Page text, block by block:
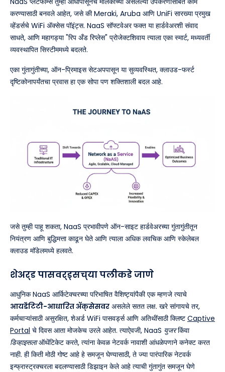
करण्यासाठी बनवले आहेत, जसे की Meraki, Aruba आणि UniFi सारख्या प्रमुख
व्हेंडर्सचे WiFi ॲक्सेस पॉइंट्स. NaaS सॉफ्टवेअर फक्त या हार्डवेअरशी संवाद
साधते, आणि महागड्या "रिप अँड रिप्लेस" प्रोजेक्टशिवाय त्याला एका स्मार्ट, मध्यवर्ती
व्यवस्थापित सिस्टीममध्ये बदलते.
एका गुंतागुंतीच्या, ऑन-प्रिमाइस सेटअपपासून या सुव्यवस्थित, क्लाउड-फर्स्ट
दृष्टिकोनापर्यंतचा प्रवास हा एक सोपा पण शक्तिशाली बदल आहे.
जसे तुम्ही पाहू शकता, NaaS प्रभावीपणे ऑन-साइट हार्डवेअरच्या गुंतागुंतीतून
नियंत्रण आणि बुद्धिमत्ता काढून घेते आणि त्याला अधिक लवचिक आणि स्केलेबल
क्लाउड मॉडेलमध्ये हलवते.
शेअर्ड पासवर्ड्सच्या पलीकडे जाणे
आधुनिक NaaS आर्किटेक्चरच्या परिभाषित वैशिष्ट्यांपैकी एक म्हणजे त्याचे
आयडेंटिटी-आधारित ॲक्सेसवर असलेले सतत लक्ष. खरे सांगायचे तर,
कर्मचाऱ्यांसाठी असुरक्षित, शेअर्ड WiFi पासवर्ड्स आणि अतिथींसाठी क्लिष्ट Captive
Portal चे दिवस आता मोजकेच उरले आहेत. त्याऐवजी, NaaS युजरकिंवा
डिव्हाइसलाऑथेंटिकेट करते, त्यांना केवळ नेटवर्क नावाशी आंधळेपणाने कनेक्ट करत
नाही. ही किती मोठी गोष्ट आहे हे समजून घेण्यासाठी, ते ज्या पारंपारिक नेटवर्क
इन्फ्रास्ट्रक्चरला बदलण्यासाठी डिझाइन केले आहे त्याची गुंतागुंत समजून घेणे